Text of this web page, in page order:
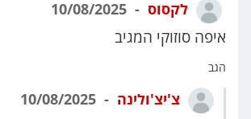
לקסוס
איפה סוזוקי המגיב
הגב
צ'יצ'ולינה